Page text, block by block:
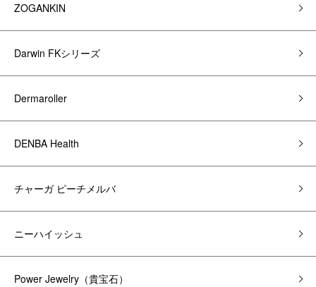
ZOGANKIN
Darwin FKシリーズ
Dermaroller
DENBA Health
チャーガ ピーチメルバ
ニーハイッシュ
Power Jewelry（貴宝石）